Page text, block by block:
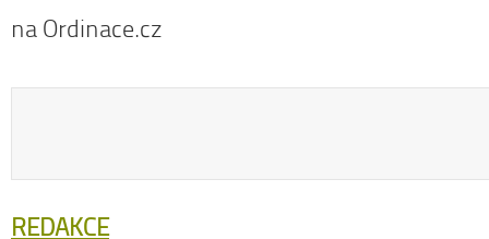
na Ordinace.cz
REDAKCE